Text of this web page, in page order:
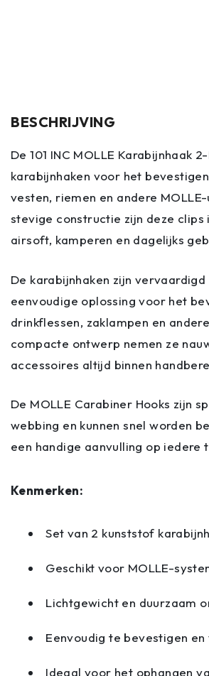
BESCHRIJVING
De 101 INC MOLLE Karabijnhaak
karabijnhaken voor het
vesten, riemen en andere
stevige constructie zijn deze
airsoft, kamperen en dagelijks
De karabijnhaken zijn
eenvoudige oplossing voor het
drinkflessen, zaklampen en
compacte ontwerp nemen ze
accessoires altijd binnen
De MOLLE Carabiner Hooks zijn
webbing en kunnen snel worden
een handige aanvulling op
Kenmerken:
Set van 2 kunststof
Geschikt voor MOLLE-
Lichtgewicht en duurzaam
Eenvoudig te bevestigen
Ideaal voor het ophangen